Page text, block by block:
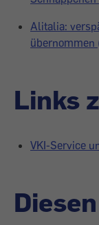
Alitalia:
übernommen
Links
VKI-Service